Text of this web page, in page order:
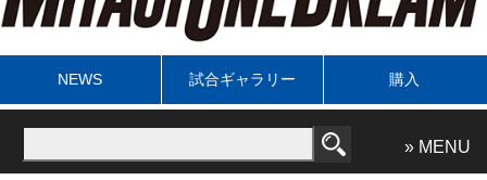
NEWS 試合ギャラリー 購入
» MENU